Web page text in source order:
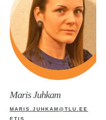
Maris Juhkam
MARIS.JUHKAM@TLU.EE
ETIS